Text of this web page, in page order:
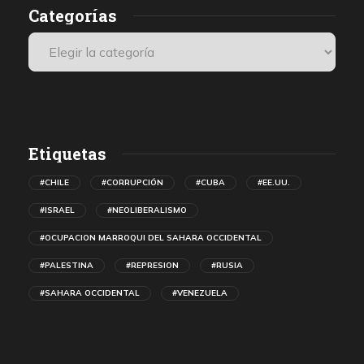
Categorías
Etiquetas
#CHILE #CORRUPCIÓN #CUBA #EE.UU.
#ISRAEL #NEOLIBERALISMO
#OCUPACION MARROQUI DEL SAHARA OCCIDENTAL
#PALESTINA #REPRESION #RUSIA
#SAHARA OCCIDENTAL #VENEZUELA